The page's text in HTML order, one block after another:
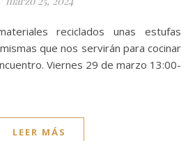
que nos servirán para cocinar
Viernes 29 de marzo 13:00-
LEER MÁS